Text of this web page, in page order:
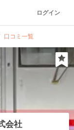
ログイン
口コミ一覧
会社